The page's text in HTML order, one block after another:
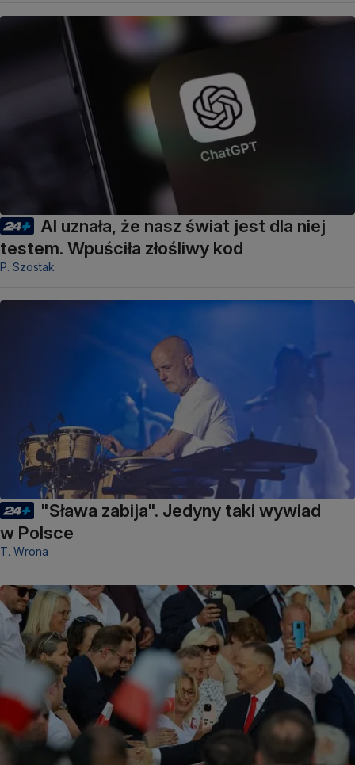
AI uznała, że nasz świat jest dla niej
testem. Wpuściła złośliwy kod
P. Szostak
"Sława zabija". Jedyny taki wywiad
w Polsce
T. Wrona